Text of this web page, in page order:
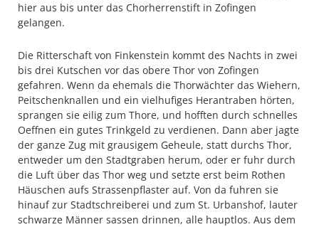
hier aus bis unter das Chorherrenstift in Zofingen
gelangen.
Die Ritterschaft von Finkenstein kommt des Nachts in zwei
bis drei Kutschen vor das obere Thor von Zofingen
gefahren. Wenn da ehemals die Thorwächter das Wiehern,
Peitschenknallen und ein vielhufiges Herantraben hörten,
sprangen sie eilig zum Thore, und hofften durch schnelles
Oeffnen ein gutes Trinkgeld zu verdienen. Dann aber jagte
der ganze Zug mit grausigem Geheule, statt durchs Thor,
entweder um den Stadtgraben herum, oder er fuhr durch
die Luft über das Thor weg und setzte erst beim Rothen
Häuschen aufs Strassenpflaster auf. Von da fuhren sie
hinauf zur Stadtschreiberei und zum St. Urbanshof, lauter
schwarze Männer sassen drinnen, alle hauptlos. Aus dem